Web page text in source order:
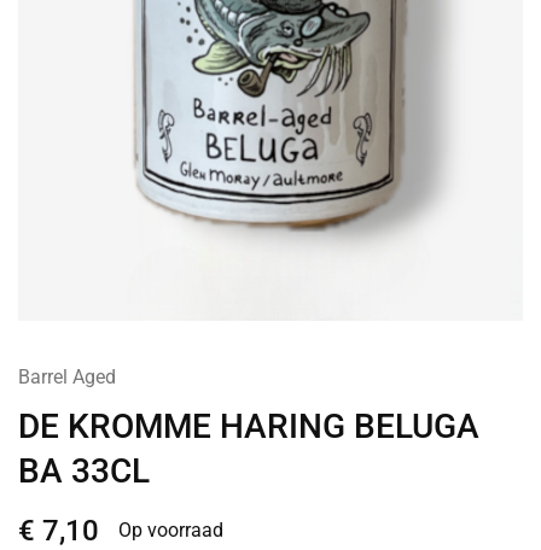
Barrel Aged
DE KROMME HARING BELUGA
BA 33CL
€ 7,10 Op voorraad